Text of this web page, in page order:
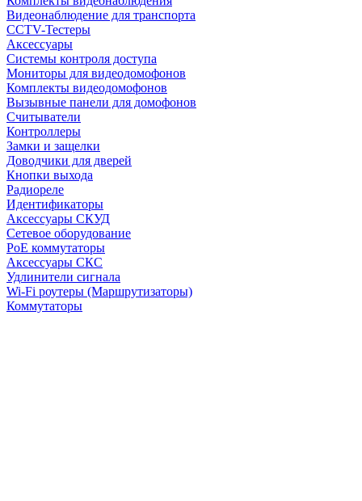
Видеонаблюдение для транспорта
CCTV-Тестеры
Аксессуары
Системы контроля доступа
Мониторы для видеодомофонов
Комплекты видеодомофонов
Вызывные панели для домофонов
Считыватели
Контроллеры
Замки и защелки
Доводчики для дверей
Кнопки выхода
Радиореле
Идентификаторы
Аксессуары СКУД
Сетевое оборудование
PoE коммутаторы
Аксессуары СКС
Удлинители сигнала
Wi-Fi роутеры (Маршрутизаторы)
Коммутаторы